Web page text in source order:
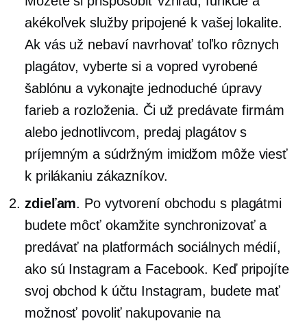
akékoľvek služby pripojené k vašej lokalite.
Ak vás už nebaví navrhovať toľko rôznych
plagátov, vyberte si a vopred vyrobené
šablónu a vykonajte jednoduché úpravy
farieb a rozloženia. Či už predávate firmám
alebo jednotlivcom, predaj plagátov s
príjemným a súdržným imidžom môže viesť
k prilákaniu zákazníkov.
zdieľam. Po vytvorení obchodu s plagátmi
budete môcť okamžite synchronizovať a
predávať na platformách sociálnych médií,
ako sú Instagram a Facebook. Keď pripojíte
svoj obchod k účtu Instagram, budete mať
možnosť povoliť nakupovanie na